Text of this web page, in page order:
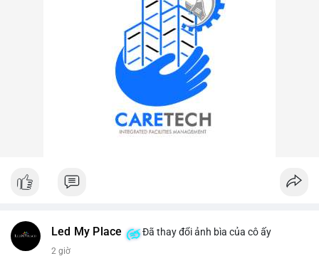
Led My Place Đã thay đổi ảnh bìa của cô ấy
2 giờ